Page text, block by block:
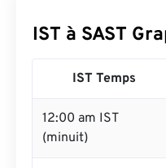
IST à SAST
IST Temps
12:00 am IST
(minuit)